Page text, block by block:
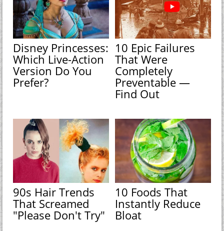
Disney Princesses:
Which Live-Action
Version Do You
Prefer?
10 Epic Failures
That Were
Completely
Preventable —
Find Out
90s Hair Trends
That Screamed
"Please Don't Try"
10 Foods That
Instantly Reduce
Bloat